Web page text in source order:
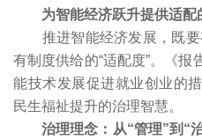
为智能经济跃升提供适配
推进智能经济发展，既要
有制度供给的“适配度”。《报
能技术发展促进就业创业的
民生福祉提升的治理智慧。
治理理念：从“管理”到“